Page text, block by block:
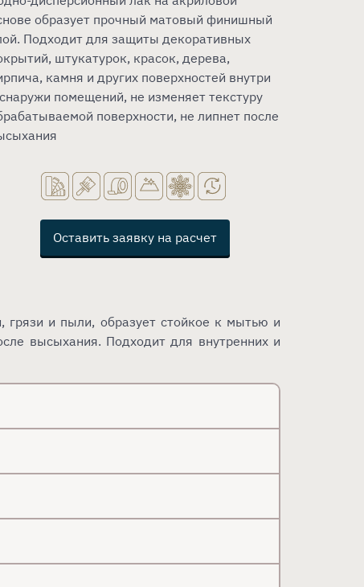
образует прочный матовый финишный
Подходит для защиты декоративных
штукатурок, красок, дерева,
камня и других поверхностей внутри
помещений, не изменяет текстуру
поверхности, не липнет после
Оставить заявку на расчет
грязи и пыли, образует стойкое к мытью и
высыхания. Подходит для внутренних и